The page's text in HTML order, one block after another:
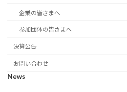
企業の皆さまへ
参加団体の皆さまへ
決算公告
お問い合わせ
News